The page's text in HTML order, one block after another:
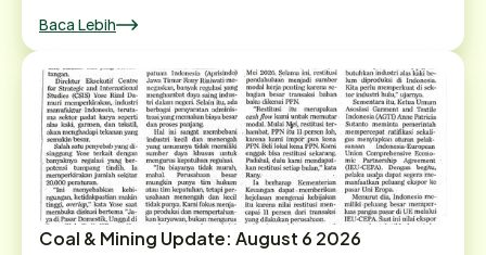
Baca Lebih
Coal & Mining Update: August 6 2026